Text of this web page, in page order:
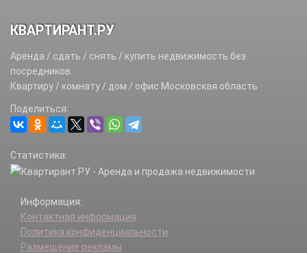
КВАРТИРАНТ.РУ
Аренда / сдать / снять / купить недвижимость без
посредников.
Квартиру / комнату / дом / офис Московская область
Поделиться:
Статистика:
Информация:
Контактная информация
Политика конфиденциальности
Размещение рекламы